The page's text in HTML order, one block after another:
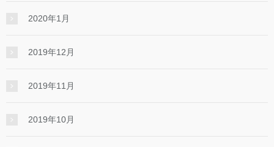
2020年1月
2019年12月
2019年11月
2019年10月